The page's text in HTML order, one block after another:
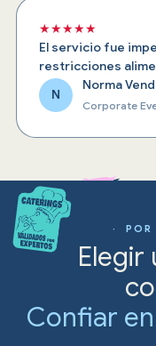
★★★★★
El servicio fue
restricciones
N
Norma
Corporate
· POR
Elegir
Confiar